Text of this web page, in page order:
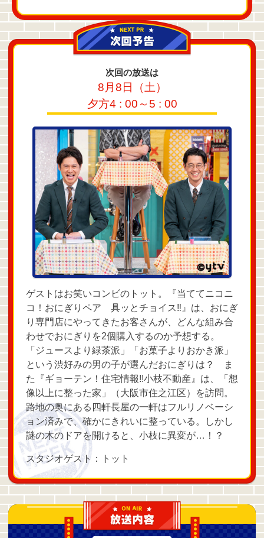
次回の放送は
8月8日（土）
夕方4 : 00～5 : 00
ゲストはお笑いコンビのトット。『当ててニコニ
コ！おにぎりペア 具ッとチョイス‼』は、おにぎ
り専門店にやってきたお客さんが、どんな組み合
わせでおにぎりを2個購入するのか予想する。
「ジュースより緑茶派」「お菓子よりおかき派」
という渋好みの男の子が選んだおにぎりは？ ま
た『ギョーテン！住宅情報!!小枝不動産』は、「想
像以上に整った家」（大阪市住之江区）を訪問。
路地の奥にある四軒長屋の一軒はフルリノベーシ
ョン済みで、確かにきれいに整っている。しかし
謎の木のドアを開けると、小枝に異変が…！？
スタジオゲスト：トット